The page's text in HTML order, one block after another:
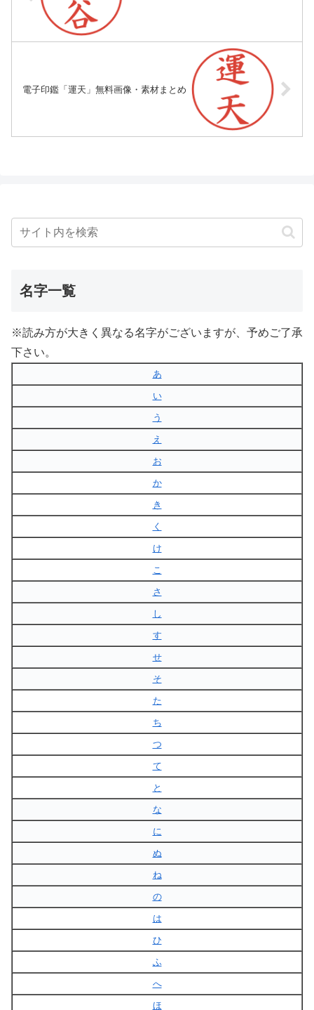
電子印鑑「運天」無料画像・素材まとめ
名字一覧
※読み方が大きく異なる名字がございますが、予めご了承
下さい。
あ
い
う
え
お
か
き
く
け
こ
さ
し
す
せ
そ
た
ち
つ
て
と
な
に
ぬ
ね
の
は
ひ
ふ
へ
ほ